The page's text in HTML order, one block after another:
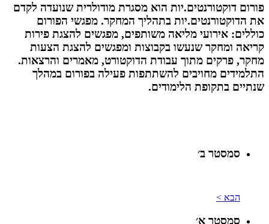
פורום דוקטורנטים.יות הוא מסגרת מודולרית שנועדה לקדם
את הדוקטורנטים.יות בתהליך המחקר. מפגשי הפורום
כוללים: אירועי מליאה משותפים, מפגשים להצגת פירות
קריאה ומחקר שנעשו בקבוצות ומפגשים להצגת הצעות
מחקר, פרקים מתוך עבודת הדוקטורט, מאמרים והרצאות.
התלמידים מחויבים להשתתפות פעילה בפורום במהלך
שנתיים בתקופת הלימודים.
סמסטר ב׳
הבא >
סמסטר א׳